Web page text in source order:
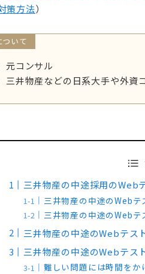
策方法）
ついて
元コンサル
三井物産などの日系大手や外資
三井物産の中途採用のWeb
三井物産の中途のWebテ
三井物産の中途のWebテ
三井物産の中途のWebテス
三井物産の中途のWebテス
難しい問題には時間をか